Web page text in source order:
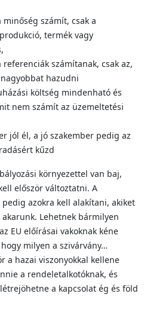
számít, csak a
termék vagy
számítanak, csak az,
hazudni
költség mindenható és
nem számít az üzemeltetési
jól él, a jó szakember pedig az
kűzd
környezettel van baj,
először változtatni. A
pedig azokra kell alakítani, akiket
Lehetnek bármilyen
EU előírásai vakoknak kéne
milyen a szivárvány…
a hazai viszonyokkal kellene
a rendeletalkotóknak, és
a kapcsolat ég és föld